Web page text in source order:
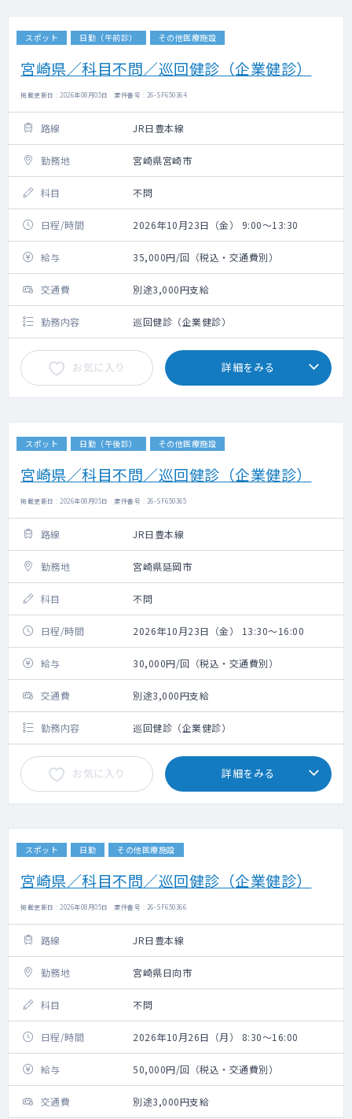
スポット 日勤（午前診） その他医療施設
宮崎県／科目不問／巡回健診（企業健診）
掲載更新日 : 2026年08月05日 案件番号 : 26-SF650364
路線 JR日豊本線
勤務地 宮崎県宮崎市
科目 不問
日程/時間 2026年10月23日（金） 9:00～13:30
給与 35,000円/回（税込・交通費別）
交通費 別途3,000円支給
勤務内容 巡回健診（企業健診）
お気に入り 詳細をみる
スポット 日勤（午後診） その他医療施設
宮崎県／科目不問／巡回健診（企業健診）
掲載更新日 : 2026年08月05日 案件番号 : 26-SF650365
路線 JR日豊本線
勤務地 宮崎県延岡市
科目 不問
日程/時間 2026年10月23日（金） 13:30～16:00
給与 30,000円/回（税込・交通費別）
交通費 別途3,000円支給
勤務内容 巡回健診（企業健診）
お気に入り 詳細をみる
スポット 日勤 その他医療施設
宮崎県／科目不問／巡回健診（企業健診）
掲載更新日 : 2026年08月05日 案件番号 : 26-SF650366
路線 JR日豊本線
勤務地 宮崎県日向市
科目 不問
日程/時間 2026年10月26日（月） 8:30～16:00
給与 50,000円/回（税込・交通費別）
交通費 別途3,000円支給